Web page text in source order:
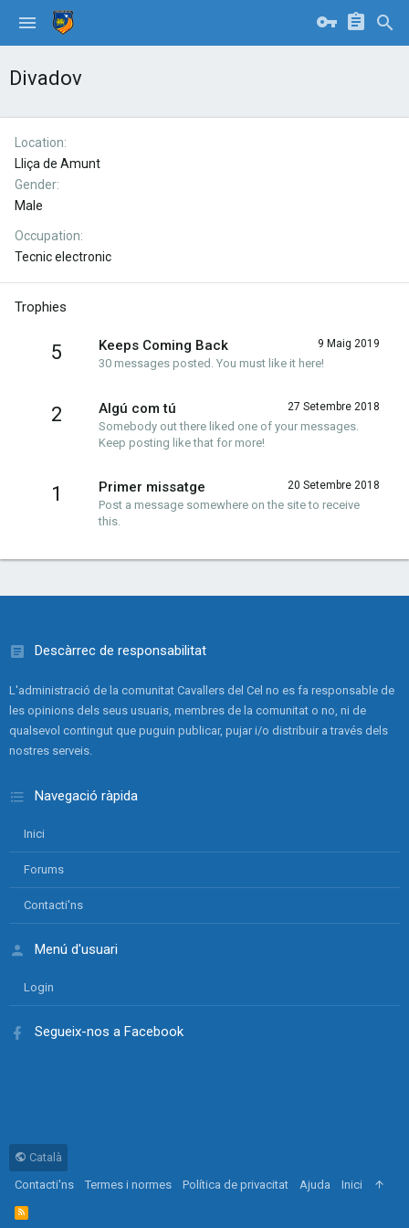
Divadov
Location
Lliça de Amunt
Gender
Male
Occupation
Tecnic electronic
Trophies
5 9 Maig 2019
Keeps Coming Back
30 messages posted. You must like it here!
2 27 Setembre 2018
Algú com tú
Somebody out there liked one of your messages.
Keep posting like that for more!
1 20 Setembre 2018
Primer missatge
Post a message somewhere on the site to receive
this.
Descàrrec de responsabilitat
L'administració de la comunitat Cavallers del Cel no es fa responsable de
les opinions dels seus usuaris, membres de la comunitat o no, ni de
qualsevol contingut que puguin publicar, pujar i/o distribuir a través dels
nostres serveis.
Navegació ràpida
Inici
Forums
Contacti'ns
Menú d'usuari
Login
Segueix-nos a Facebook
Català
Contacti'ns
Termes i normes Política de privacitat Ajuda Inici
R